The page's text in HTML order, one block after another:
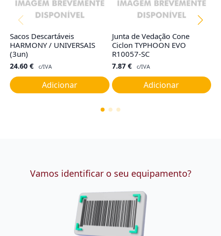
Sacos Descartáveis
HARMONY / UNIVERSAIS
(3un)
24.60 € c/IVA
Adicionar
Junta de Vedação Cone
Ciclon TYPHOON EVO
R10057-SC
7.87 € c/IVA
Adicionar
Vamos identificar o seu equipamento?